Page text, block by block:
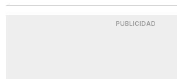
PUBLICIDAD